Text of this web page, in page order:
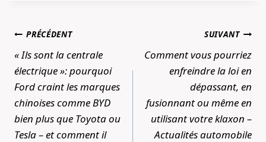
Navigation
de
l’article
PRÉCÉDENT
« Ils sont la centrale
électrique »: pourquoi
Ford craint les marques
chinoises comme BYD
bien plus que Toyota ou
Tesla – et comment il
SUIVANT
Comment vous pourriez
enfreindre la loi en
dépassant, en
fusionnant ou même en
utilisant votre klaxon –
Actualités automobile